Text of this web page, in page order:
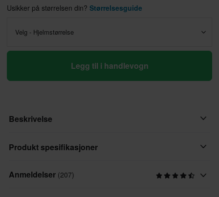
Usikker på størrelsen din? Størrelsesguide
Velg - Hjelmstørrelse
Legg til i handlevogn
Beskrivelse
Course Urban er en halvhjelm, omhyggelig designet for
hjelmen blander perfekt moderne form og funksjon, og setter
Produkt spesifikasjoner
Hjelmegenskaper
Anmeldelser (207)